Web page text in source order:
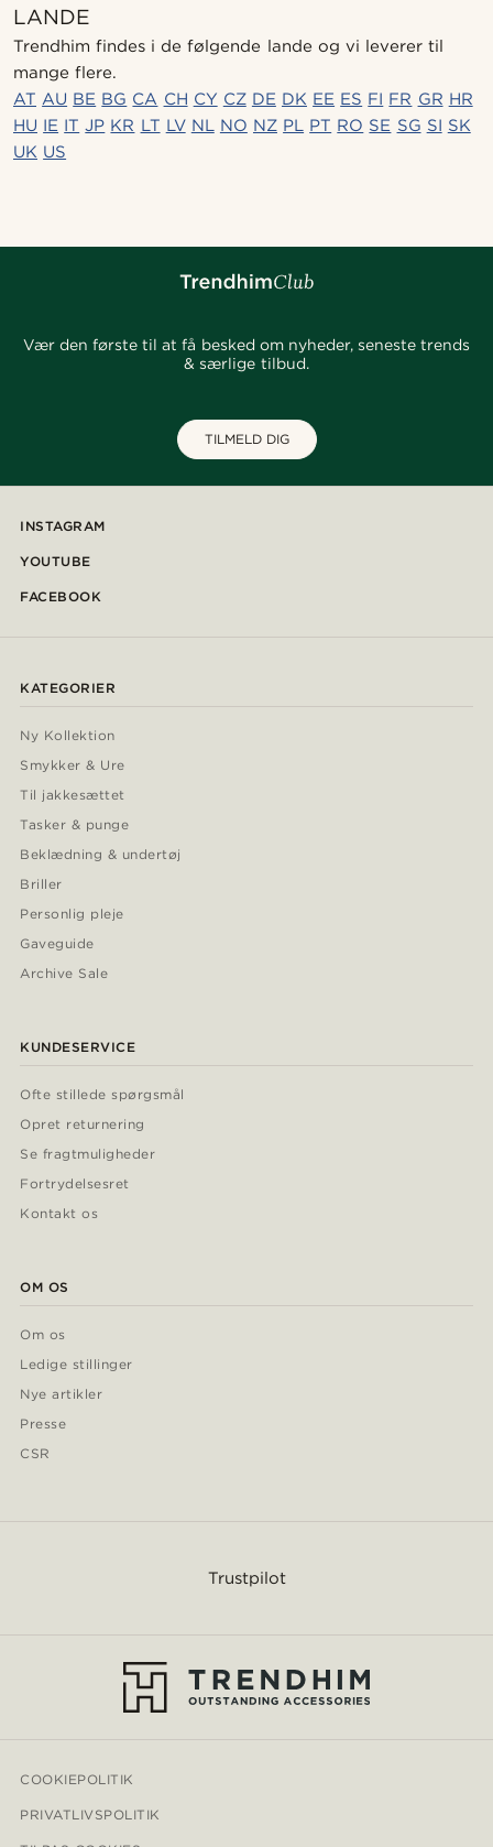
LANDE
Trendhim findes i de følgende lande og vi leverer til
mange flere.
AT AU BE BG CA CH CY CZ DE DK EE ES FI FR GR HR
HU IE IT JP KR LT LV NL NO NZ PL PT RO SE SG SI SK
UK US
Vær den første til at få besked om nyheder, seneste trends
& særlige tilbud.
TILMELD DIG
INSTAGRAM
YOUTUBE
FACEBOOK
KATEGORIER
Ny Kollektion
Smykker & Ure
Til jakkesættet
Tasker & punge
Beklædning & undertøj
Briller
Personlig pleje
Gaveguide
Archive Sale
KUNDESERVICE
Ofte stillede spørgsmål
Opret returnering
Se fragtmuligheder
Fortrydelsesret
Kontakt os
OM OS
Om os
Ledige stillinger
Nye artikler
Presse
CSR
Trustpilot
COOKIEPOLITIK
PRIVATLIVSPOLITIK